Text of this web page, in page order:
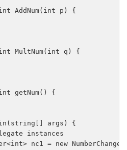
AddNum(int p) {
MultNum(int q) {
getNum() {
args) {
instances
nc1 = new